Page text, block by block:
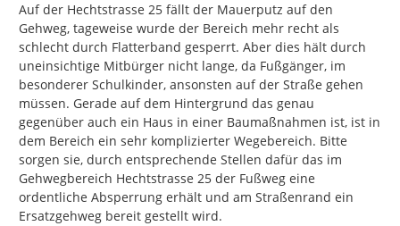
Auf der Hechtstrasse 25 fällt der Mauerputz auf den
Gehweg, tageweise wurde der Bereich mehr recht als
schlecht durch Flatterband gesperrt. Aber dies hält durch
uneinsichtige Mitbürger nicht lange, da Fußgänger, im
besonderer Schulkinder, ansonsten auf der Straße gehen
müssen. Gerade auf dem Hintergrund das genau
gegenüber auch ein Haus in einer Baumaßnahmen ist, ist in
dem Bereich ein sehr komplizierter Wegebereich. Bitte
sorgen sie, durch entsprechende Stellen dafür das im
Gehwegbereich Hechtstrasse 25 der Fußweg eine
ordentliche Absperrung erhält und am Straßenrand ein
Ersatzgehweg bereit gestellt wird.